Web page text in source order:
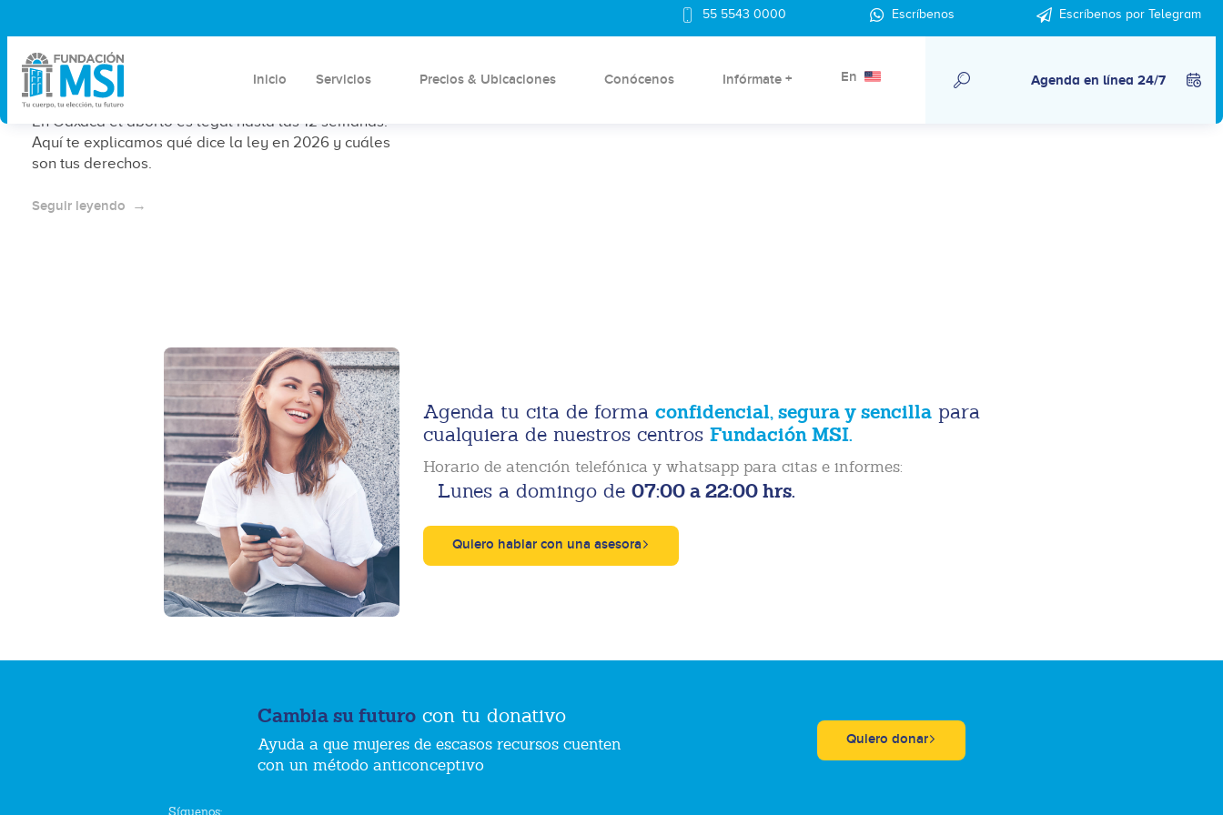
55 5543 0000 Escríbenos Escríbenos por Telegram
Inicio Servicios Precios & Ubicaciones Conócenos Infórmate + En Agenda en línea 24/7
2026? Marco legal y derechos
vigentes
En Oaxaca el aborto es legal hasta las 12 semanas.
Aquí te explicamos qué dice la ley en 2026 y cuáles
son tus derechos.
Seguir leyendo
Agenda tu cita de forma confidencial, segura y sencillapara
cualquiera de nuestros centros Fundación MSI.
Horario de atención telefónica y whatsapp para citas e informes:
Lunes a domingo de 07:00 a 22:00 hrs.
Quiero hablar con una asesora
Cambia su futuro con tu donativo
Ayuda a que mujeres de escasos recursos cuenten
con un método anticonceptivo
Quiero donar